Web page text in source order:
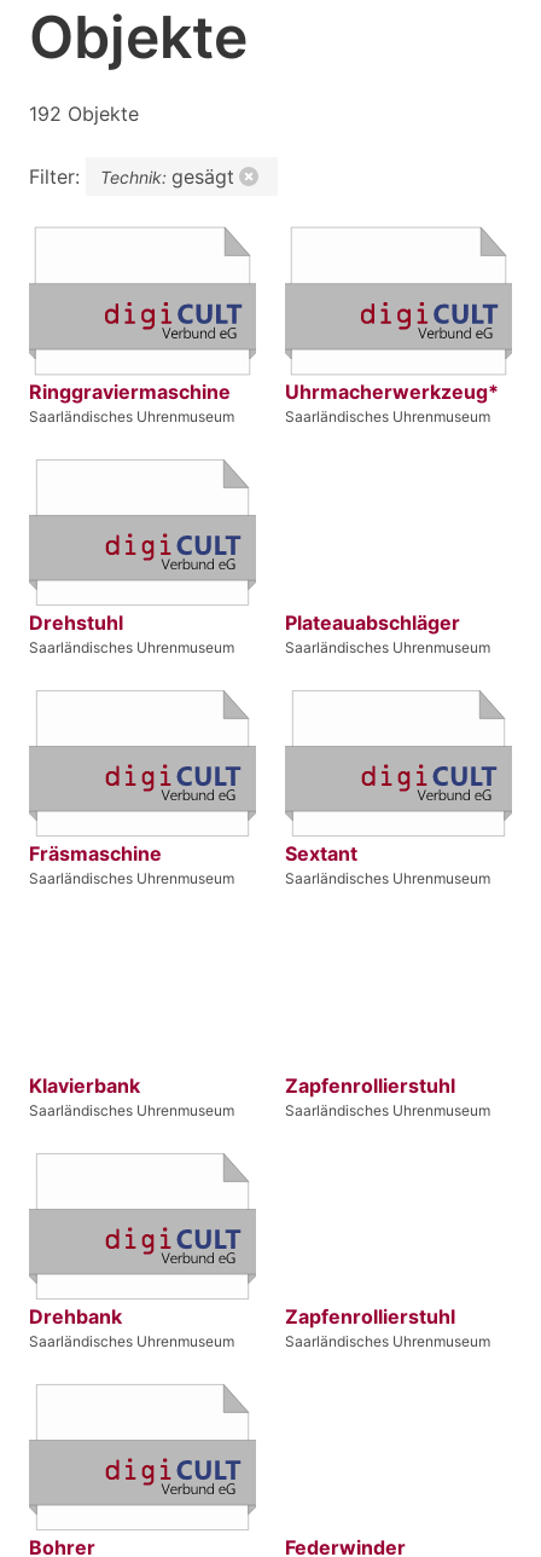
Objekte
192 Objekte
Filter: Technik: gesägt
Ringgraviermaschine
Saarländisches Uhrenmuseum
Uhrmacherwerkzeug*
Saarländisches Uhrenmuseum
Drehstuhl
Saarländisches Uhrenmuseum
Plateauabschläger
Saarländisches Uhrenmuseum
Fräsmaschine
Saarländisches Uhrenmuseum
Sextant
Saarländisches Uhrenmuseum
Klavierbank
Saarländisches Uhrenmuseum
Zapfenrollierstuhl
Saarländisches Uhrenmuseum
Drehbank
Saarländisches Uhrenmuseum
Zapfenrollierstuhl
Saarländisches Uhrenmuseum
Bohrer Federwinder